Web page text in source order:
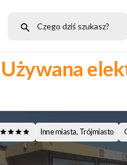
Używana
Inne miasta, Trójmiasto
mapę